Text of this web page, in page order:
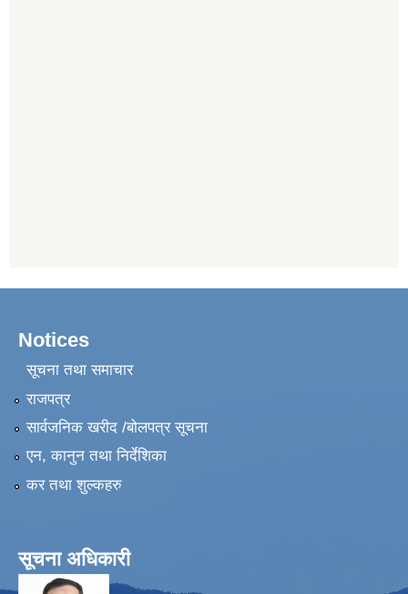
Notices
सूचना तथा समाचार
राजपत्र
सार्वजनिक खरीद /बोलपत्र सूचना
एन, कानुन तथा निर्देशिका
कर तथा शुल्कहरु
सूचना अधिकारी